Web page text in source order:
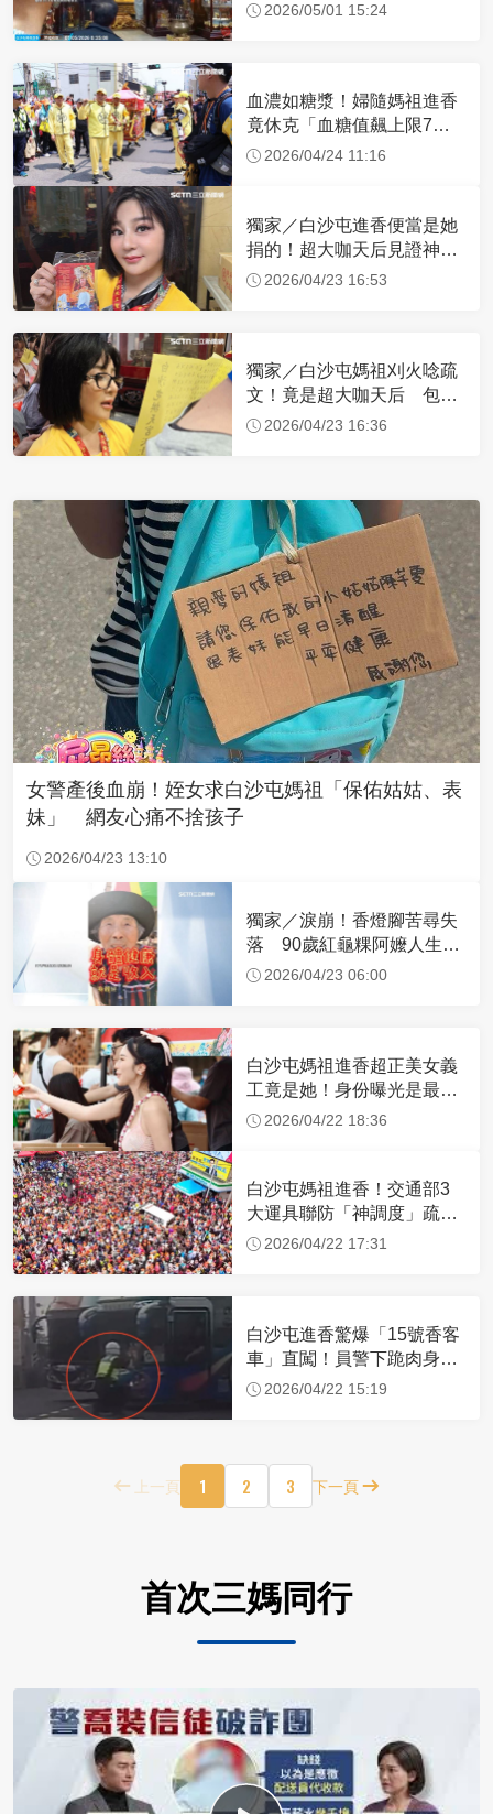
2026/05/01 15:24
血濃如糖漿！婦隨媽祖進香
竟休克「血糖值飆上限7
倍」 醫曝原因
2026/04/24 11:16
獨家／白沙屯進香便當是她
捐的！超大咖天后見證神
蹟 一靠近媽祖就爆哭
2026/04/23 16:53
獨家／白沙屯媽祖刈火唸疏
文！竟是超大咖天后 包尿
布忍尿5小時不喊累
2026/04/23 16:36
女警產後血崩！姪女求白沙屯媽祖「保佑姑姑、表
妹」 網友心痛不捨孩子
2026/04/23 13:10
獨家／淚崩！香燈腳苦尋失
落 90歲紅龜粿阿嬤人生謝
幕2026/04/23 06:00
白沙屯媽祖進香超正美女義
工竟是她！身份曝光是最美
禮生 一輩子不結婚
2026/04/22 18:36
白沙屯媽祖進香！交通部3
大運具聯防「神調度」疏運
32.1萬創新高
2026/04/22 17:31
白沙屯進香驚爆「15號香客
車」直闖！員警下跪肉身擋
車：讓行人先過
2026/04/22 15:19
上一頁 1 2 3 下一頁
首次三媽同行